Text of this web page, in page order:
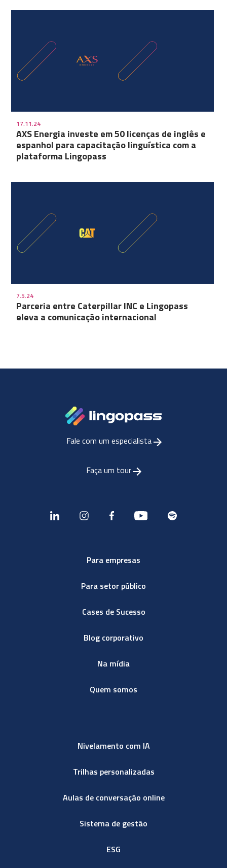
17.11.24
AXS Energia investe em 50 licenças de inglês e
espanhol para capacitação linguística com a
plataforma Lingopass
7.5.24
Parceria entre Caterpillar INC e Lingopass
eleva a comunicação internacional
Fale com um especialista
Faça um tour
Para empresas
Para setor público
Cases de Sucesso
Blog corporativo
Na mídia
Quem somos
Nivelamento com IA
Trilhas personalizadas
Aulas de conversação online
Sistema de gestão
ESG